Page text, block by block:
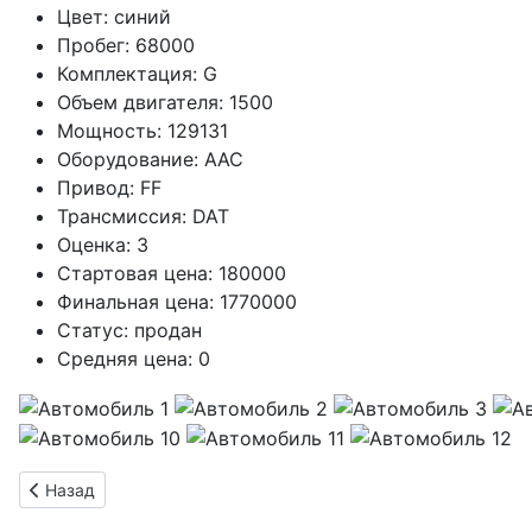
Цвет: синий
Пробег: 68000
Комплектация: G
Объем двигателя: 1500
Мощность: 129131
Оборудование: AAC
Привод: FF
Трансмиссия: DAT
Оценка: 3
Стартовая цена: 180000
Финальная цена: 1770000
Статус: продан
Средняя цена: 0
Предыдущий: HONDA FREED 1500 DAT темно-синий 2021
Назад